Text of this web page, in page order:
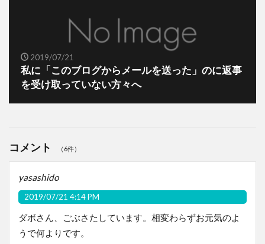
2019/07/21
私に「このブログからメールを送った」のに返事
を受け取っていない方々へ
コメント （6件）
yasashido
2019/07/21 4:14 PM
ダボさん、ごぶさたしています。相変わらずお元気のよ
うで何よりです。